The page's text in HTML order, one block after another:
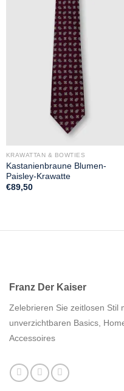
KRAWATTAN & BOWTIES
Kastanienbraune Blumen-
Paisley-Krawatte
€89,50
Franz Der Kaiser
Zelebrieren Sie zeitlosen Stil
unverzichtbaren Basics,
Accessoires